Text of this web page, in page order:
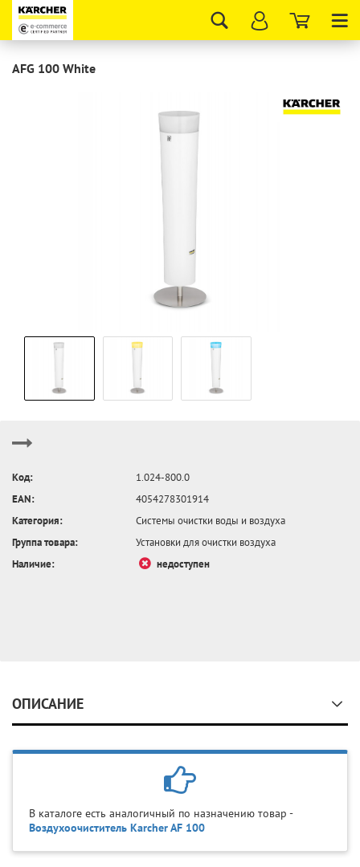
AFG 100 White
Код:
1.024-800.0
EAN:
4054278301914
Категория:
Системы очистки воды и воздуха
Группа товара:
Установки для очистки воздуха
Наличие:
недоступен
ОПИСАНИЕ
В каталоге есть аналогичный по назначению товар -
Воздухоочиститель Karcher AF 100